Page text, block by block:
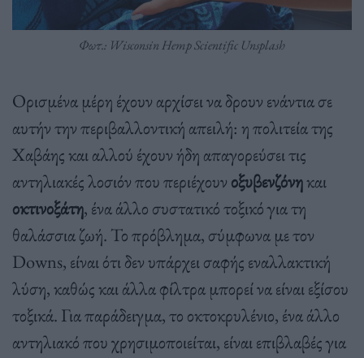
Φωτ.: Wisconsin Hemp Scientific Unsplash
Ορισμένα μέρη έχουν αρχίσει να δρουν ενάντια σε
αυτήν την περιβαλλοντική απειλή: η πολιτεία της
Χαβάης και αλλού έχουν ήδη απαγορεύσει τις
αντηλιακές λοσιόν που περιέχουν οξυβενζόνηκαι
οκτινοξάτη, ένα άλλο συστατικό τοξικό για τη
θαλάσσια ζωή. Το πρόβλημα, σύμφωνα με τον
Downs, είναι ότι δεν υπάρχει σαφής εναλλακτική
λύση, καθώς και άλλα φίλτρα μπορεί να είναι εξίσου
τοξικά. Για παράδειγμα, το οκτοκρυλένιο, ένα άλλο
αντηλιακό που χρησιμοποιείται, είναι επιβλαβές για